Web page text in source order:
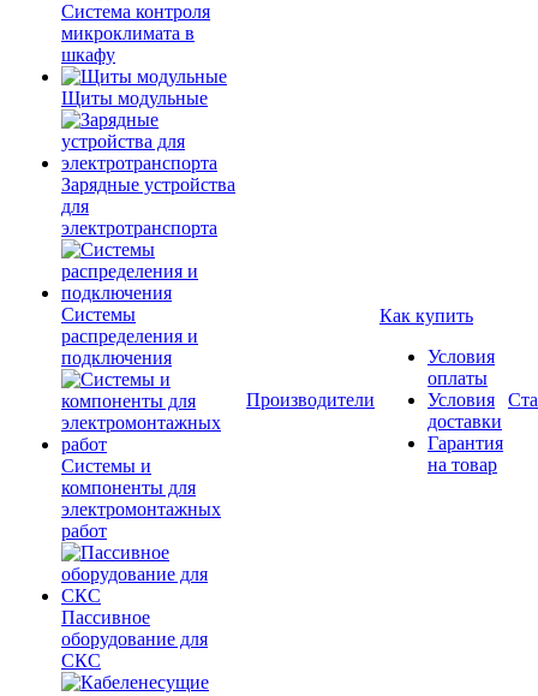
Система контроля
микроклимата в
шкафу
Щиты модульные
Зарядные устройства
для
электротранспорта
Системы
распределения и
подключения
Системы и
компоненты для
электромонтажных
работ
Пассивное
оборудование для
СКС
Производители
Как купить
Условия
оплаты
Условия
доставки
Гарантия
на товар